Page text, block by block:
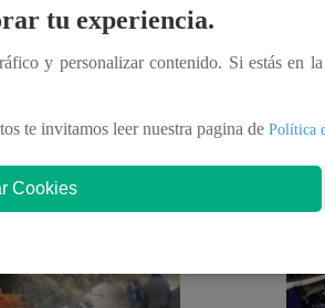
tu experiencia.
y personalizar contenido. Si estás en
te invitamos leer nuestra pagina de Política
Cookies